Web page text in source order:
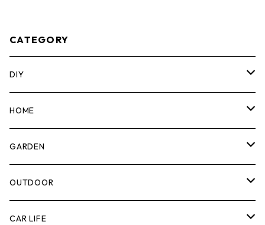
CATEGORY
DIY
マーカー
計測機器
腰袋・ツールホルスター
工具箱
HOME
5ガロンバケツ
キッチン
日用品
GARDEN
剪定ばさみ
ガーデンツール
OUTDOOR
スツール
CAR LIFE